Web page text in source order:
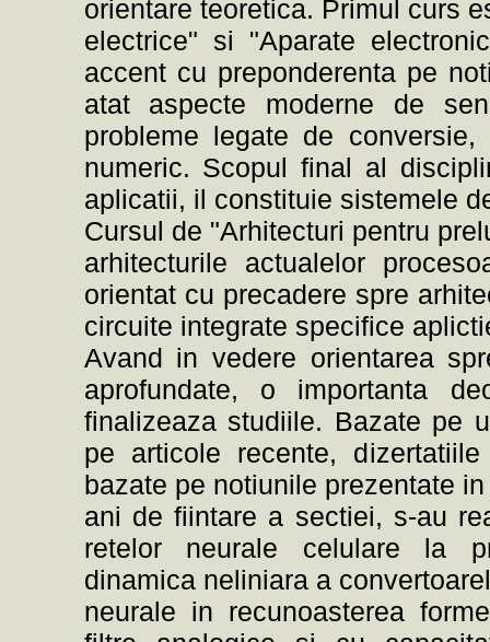
orientare teoretica. Primul curs
electrice" si "Aparate
accent cu preponderenta pe
atat aspecte moderne de
probleme legate de
numeric. Scopul final al
aplicatii, il constituie sistemele
Cursul de "Arhitecturi pentru
arhitecturile actualelor
orientat cu precadere spre
circuite integrate specifice
Avand in vedere orientarea
aprofundate, o importanta
finalizeaza studiile. Bazate pe
pe articole recente,
bazate pe notiunile prezentate
ani de fiintare a sectiei, s-au
retelor neurale celulare la
dinamica neliniara a
neurale in recunoasterea